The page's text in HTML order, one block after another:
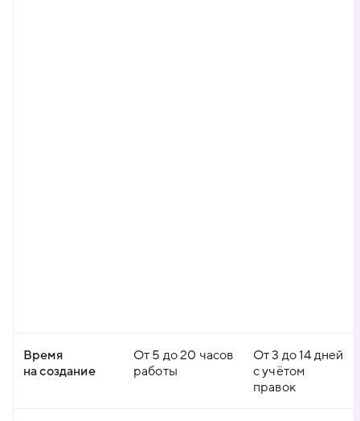
Время
на создание
От 5 до 20 часов
работы
От 3 до 14 дней
с учётом
правок